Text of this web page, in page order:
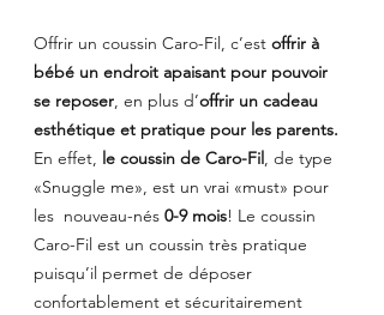
Offrir un coussin Caro-Fil, c’est offrir à
bébé un endroit apaisant pour pouvoir
se reposer, en plus d’offrir un cadeau
esthétique et pratique pour les parents.
En effet, le coussin de Caro-Fil, de type
«Snuggle me», est un vrai «must» pour
les  nouveau-nés 0-9 mois! Le coussin
Caro-Fil est un coussin très pratique
puisqu’il permet de déposer
confortablement et sécuritairement